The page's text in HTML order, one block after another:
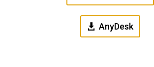
AnyDesk